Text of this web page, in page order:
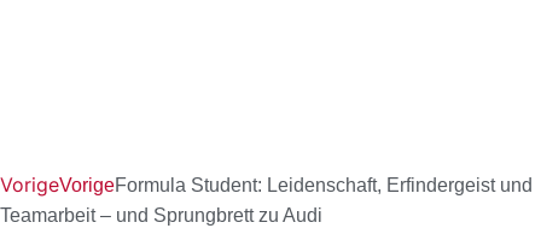
VorigeVorigeFormula Student: Leidenschaft, Erfindergeist und
Teamarbeit – und Sprungbrett zu Audi